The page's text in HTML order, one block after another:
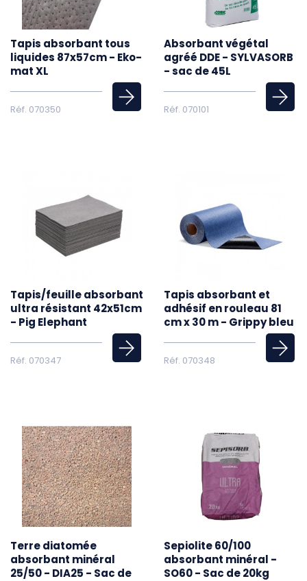
Tapis absorbant tous
liquides 87x57cm - Eko-
mat XL
Réf. 070350
Absorbant végétal
agréé DDE - SYLVASORB
- sac de 45L
Réf. 070101
Tapis/feuille absorbant
ultra résistant 42x51cm
- Pig Elephant
Réf. 070347
Tapis absorbant et
adhésif en rouleau 81
cm x 30 m - Grippy bleu
Réf. 070348
Terre diatomée
absorbant minéral
25/50 - DIA25 - Sac de
Sepiolite 60/100
absorbant minéral -
SO60 - Sac de 20kg